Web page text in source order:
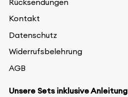
Kontakt
Datenschutz
Widerrufsbelehrung
AGB
Unsere Sets inklusive Anleitung